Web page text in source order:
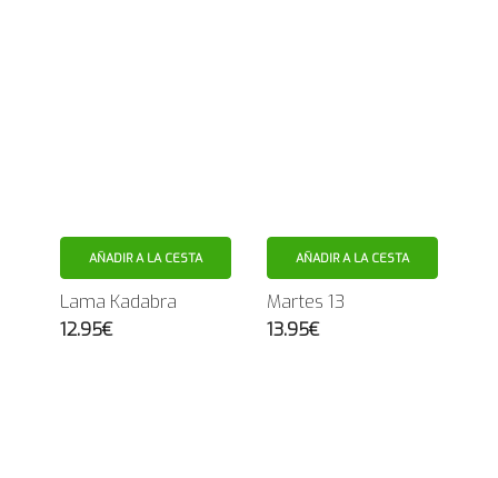
AÑADIR A LA CESTA
Lama Kadabra
12.95€
AÑADIR A LA CESTA
Martes 13
13.95€